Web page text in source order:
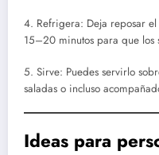
4. Refrigera: Deja reposar
15–20 minutos para que los
5. Sirve: Puedes servirlo
saladas o incluso
Ideas para